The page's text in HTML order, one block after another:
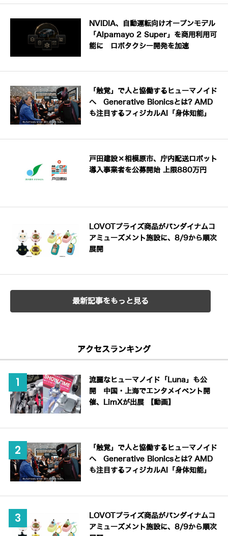
NVIDIA、自動運転向けオープンモデル
「Alpamayo 2 Super」を商用利用可
能に ロボタクシー開発を加速
「触覚」で人と協働するヒューマノイド
へ Generative Bionicsとは? AMD
も注目するフィジカルAI「身体知能」
戸田建設×相模原市、庁内配送ロボット
導入事業者を公募開始 上限880万円
LOVOTプライズ商品がバンダイナムコ
アミューズメント施設に、8/9から順次
展開
最新記事をもっと見る
アクセスランキング
流麗なヒューマノイド「Luna」も公
開 中国・上海でエンタメイベント開
催、LimXが出展 【動画】
「触覚」で人と協働するヒューマノイド
へ Generative Bionicsとは? AMD
も注目するフィジカルAI「身体知能」
LOVOTプライズ商品がバンダイナムコ
アミューズメント施設に、8/9から順次